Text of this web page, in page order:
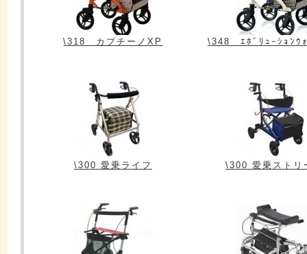
\318 カプチーノXP \348 ｴﾎﾞﾘｭｰｼｮﾝｳ
\300 愛乗ライフ \300 愛乗ストリ